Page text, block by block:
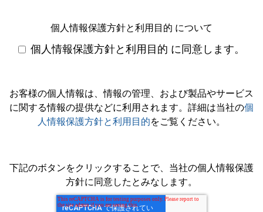
個人情報保護方針と利用目的 について
個人情報保護方針と利用目的 に同意します。
お客様の個人情報は、情報の管理、および製品やサービス
に関する情報の提供などに利用されます。詳細は当社の個
人情報保護方針と利用目的をご覧ください。
下記のボタンをクリックすることで、当社の個人情報保護
方針に同意したとみなします。